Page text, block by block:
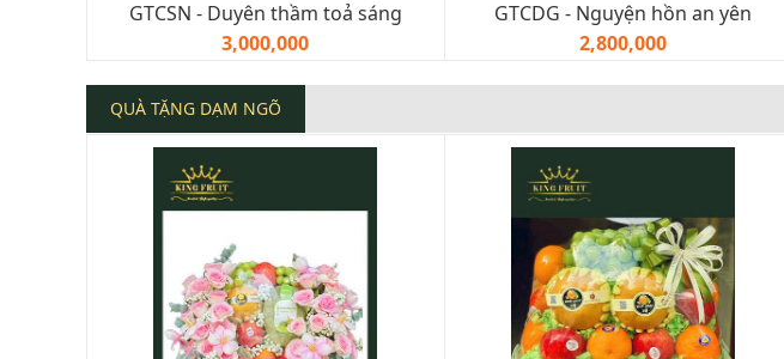
GTCSN - Duyên thầm toả sáng
3,000,000
GTCDG - Nguyện hồn an yên
2,800,000
QUÀ TẶNG DẠM NGÕ